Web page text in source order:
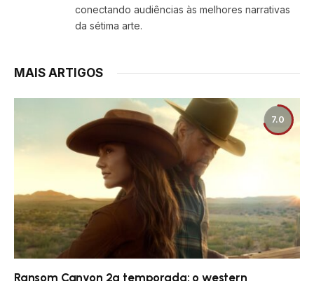
conectando audiências às melhores narrativas
da sétima arte.
MAIS ARTIGOS
7.0
Ransom Canyon 2ª temporada: o western